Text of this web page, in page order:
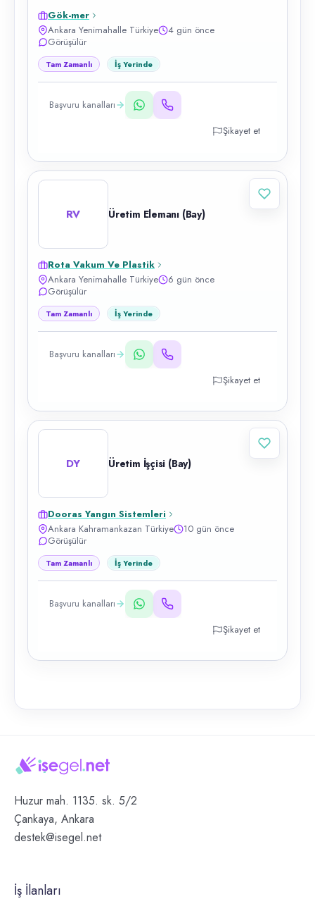
Gök-mer
Ankara Yenimahalle Türkiye
4 gün önce
Görüşülür
Tam Zamanlı İş Yerinde
Başvuru kanalları
Şikayet et
RV Üretim Elemanı (Bay)
Rota Vakum Ve Plastik
Ankara Yenimahalle Türkiye
6 gün önce
Görüşülür
Tam Zamanlı İş Yerinde
Başvuru kanalları
Şikayet et
DY Üretim İşçisi (Bay)
Dooras Yangın Sistemleri
Ankara Kahramankazan Türkiye
10 gün önce
Görüşülür
Tam Zamanlı İş Yerinde
Başvuru kanalları
Şikayet et
Huzur mah. 1135. sk. 5/2
Çankaya, Ankara
destek@isegel.net
İş İlanları